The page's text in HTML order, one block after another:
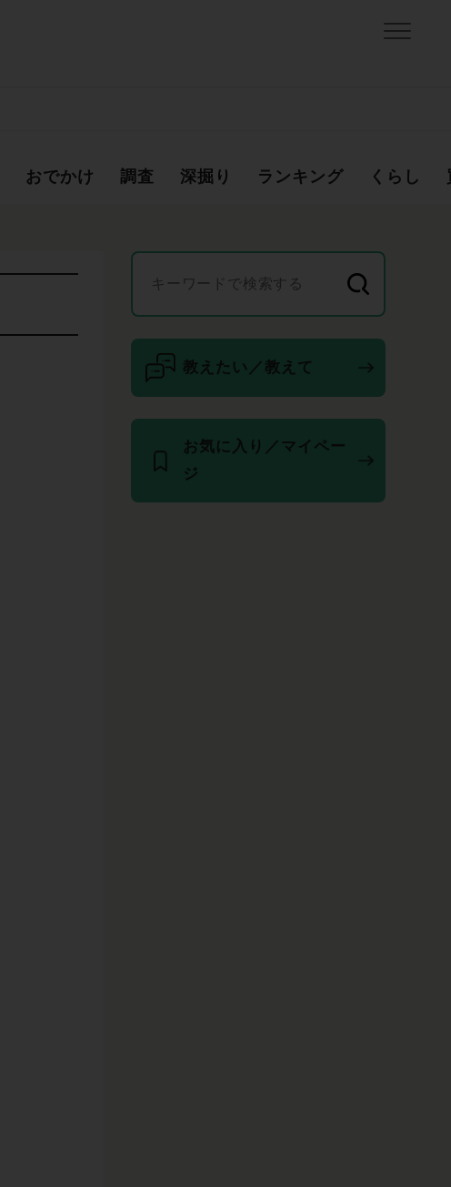
おでかけ 調査 深掘り ランキング くらし
教えたい／教えて
お気に入り／マイペー
ジ